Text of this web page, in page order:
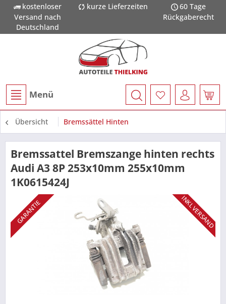
kostenloser
Versand nach
Deutschland
kurze Lieferzeiten
60 Tage
Rückgaberecht
Menü
Übersicht Bremssättel Hinten
Bremssattel Bremszange hinten rechts
Audi A3 8P 253x10mm 255x10mm
1K0615424J
GARANTIE INKL VERSAND